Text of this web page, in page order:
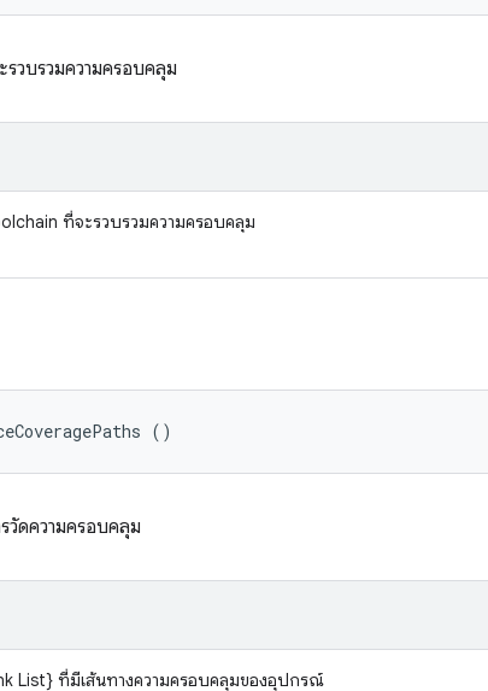
วบรวมความครอบคลุม
ที่จะรวบรวมความครอบคลุม
()
ดความครอบคลุม
List} ที่มีเส้นทางความครอบคลุมของอุปกรณ์